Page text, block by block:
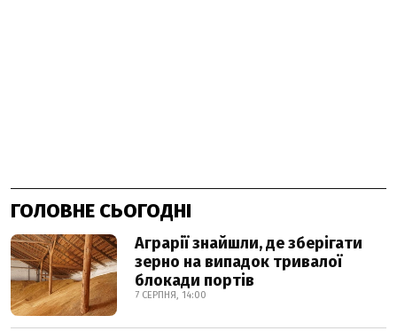
ГОЛОВНЕ СЬОГОДНІ
Аграрії знайшли, де зберігати
зерно на випадок тривалої
блокади портів
7 СЕРПНЯ, 14:00